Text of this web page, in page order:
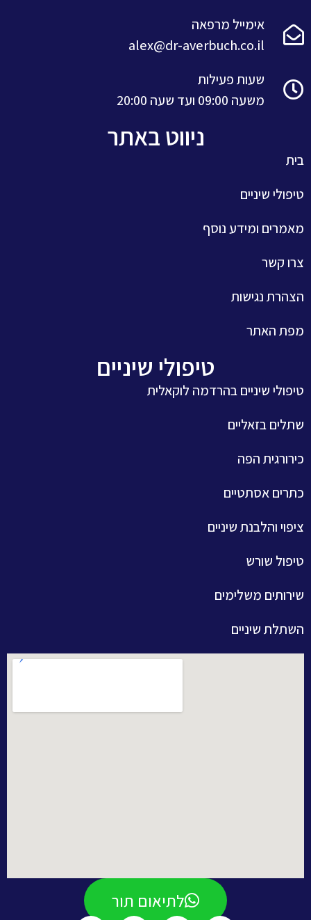
אימייל מרפאה
alex@dr-averbuch.co.il
שעות פעילות
משעה 09:00 ועד שעה 20:00
ניווט באתר
בית
טיפולי שיניים
מאמרים ומידע נוסף
צרו קשר
הצהרת נגישות
מפת האתר
טיפולי שיניים
טיפולי שיניים בהרדמה לוקאלית
שתלים בזאליים
כירורגית הפה
כתרים אסתטיים
ציפוי והלבנת שיניים
טיפול שורש
שירותים משלימים
השתלת שיניים
לתיאום תור